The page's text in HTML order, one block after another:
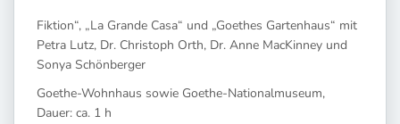
Fiktion“, „La Grande Casa“ und „Goethes Gartenhaus“ mit
Petra Lutz, Dr. Christoph Orth, Dr. Anne MacKinney und
Sonya Schönberger
Goethe-Wohnhaus sowie Goethe-Nationalmuseum,
Dauer: ca. 1 h